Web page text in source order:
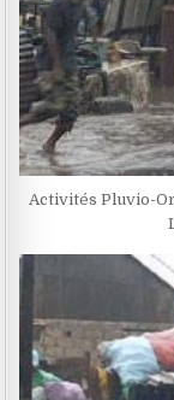
Activités Pluvio-